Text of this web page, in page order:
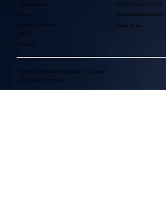
Todos os direitos reservados © Tuccimei
Consultoria e Serviços
+55 81 9 9697-0789
comercial@tuccimei.com
Recife, Brasil
Nossos Soluções
Blog